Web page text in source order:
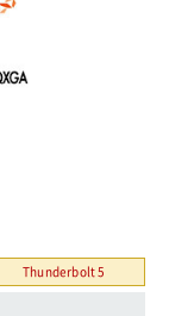
Thunderbolt 5